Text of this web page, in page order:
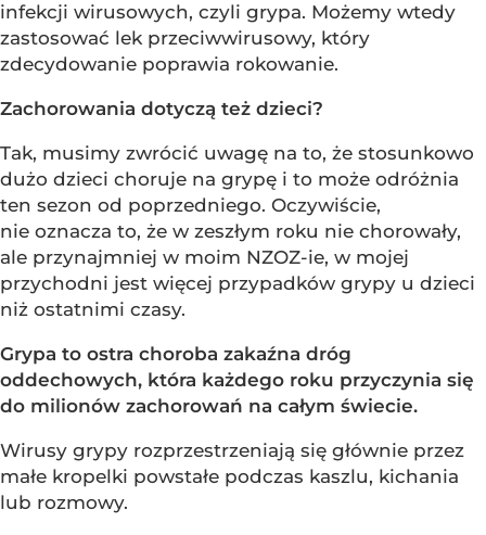
infekcji wirusowych, czyli grypa. Możemy wtedy
zastosować lek przeciwwirusowy, który
zdecydowanie poprawia rokowanie.
Zachorowania dotyczą też dzieci?
Tak, musimy zwrócić uwagę na to, że stosunkowo
dużo dzieci choruje na grypę i to może odróżnia
ten sezon od poprzedniego. Oczywiście,
nie oznacza to, że w zeszłym roku nie chorowały,
ale przynajmniej w moim NZOZ-ie, w mojej
przychodni jest więcej przypadków grypy u dzieci
niż ostatnimi czasy.
Grypa to ostra choroba zakaźna dróg
oddechowych, która każdego roku przyczynia się
do milionów zachorowań na całym świecie.
Wirusy grypy rozprzestrzeniają się głównie przez
małe kropelki powstałe podczas kaszlu, kichania
lub rozmowy.